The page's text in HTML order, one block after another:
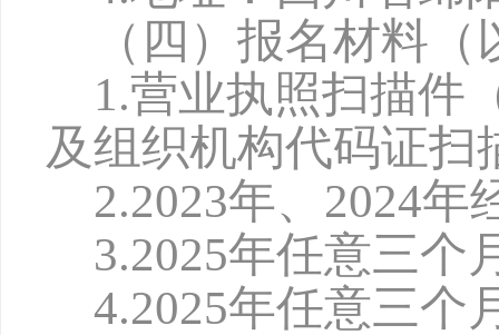
（四）报名材料
1.营业执照扫描件
及组织机构代码证扫
2.2023年、 2024年
3.2025年任意三个
4.2025年任意三个